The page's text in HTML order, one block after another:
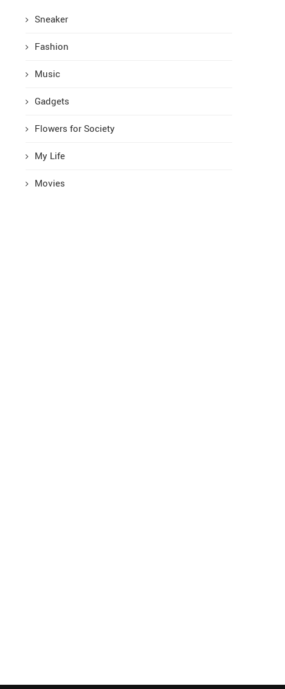
Sneaker
Fashion
Music
Gadgets
Flowers for Society
My Life
Movies